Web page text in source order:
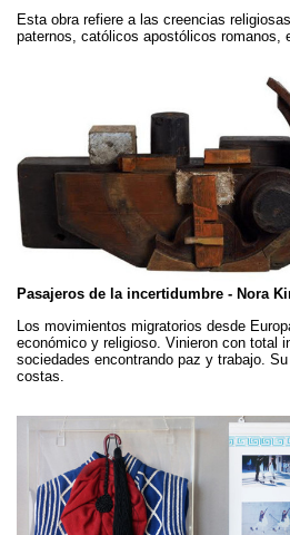
Esta obra refiere a las creencias
paternos, católicos apostólicos romanos,
Pasajeros de la incertidumbre - Nora
Los movimientos migratorios desde
económico y religioso. Vinieron con total
sociedades encontrando paz y trabajo.
costas.